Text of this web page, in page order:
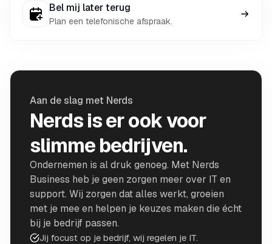
Bel mij later terug
Plan een telefonische afspraak.
Aan de slag met Nerds
Nerds is er ook voor
slimme bedrijven.
Ondernemen is al druk genoeg. Met Nerds
Business heb je geen zorgen meer over IT en
support. Wij zorgen dat alles werkt, groeien
met je mee en helpen je keuzes maken die écht
bij je bedrijf passen.
Jij focust op je bedrijf, wij regelen je IT.